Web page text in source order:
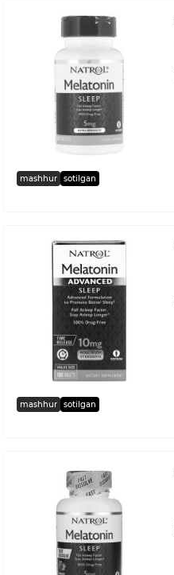
mashhur sotilgan
mashhur sotilgan